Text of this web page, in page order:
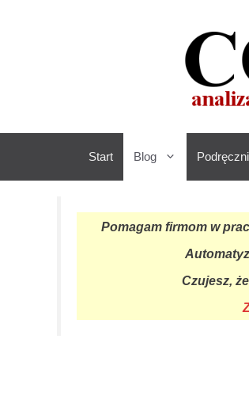
Start Blog
Pomagam firmom w
Czujesz,